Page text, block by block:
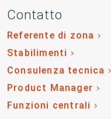
Contatto
Referente di zona
Stabilimenti
Consulenza tecnica
Product Manager
Funzioni centrali